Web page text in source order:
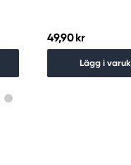
49,90 kr
Lägg i